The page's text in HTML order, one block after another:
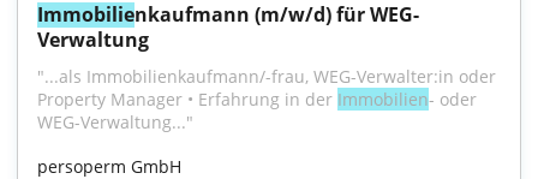
Immobilienkaufmann (m/w/d) für WEG-
Verwaltung
"...als Immobilienkaufmann/-frau, WEG-Verwalter:in oder
Property Manager • Erfahrung in der Immobilien- oder
WEG-Verwaltung..."
persoperm GmbH